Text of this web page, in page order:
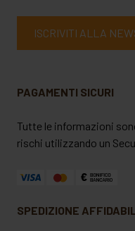
ISCRIVITI ALLA
PAGAMENTI SICURI
Tutte le informazioni
rischi utilizzando un
SPEDIZIONE